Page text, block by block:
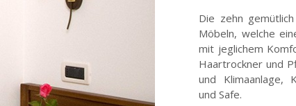
Die zehn
Möbeln, welche
mit jeglichem
Haartrockner und
und Klimaanlage,
und Safe.